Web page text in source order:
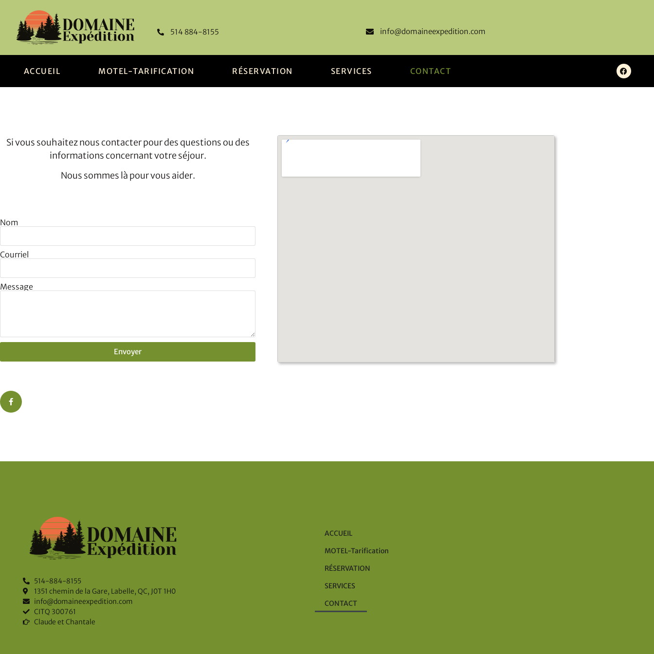
514 884-8155 info@domaineexpedition.com
ACCUEIL MOTEL-TARIFICATION RÉSERVATION SERVICES CONTACT
Si vous souhaitez nous contacter pour des questions ou des
informations concernant votre séjour.
Nous sommes là pour vous aider.
Nom
Courriel
Message
Envoyer
514-884-8155
1351 chemin de la Gare, Labelle, QC, J0T 1H0
info@domaineexpedition.com
CITQ 300761
Claude et Chantale
ACCUEIL
MOTEL-Tarification
RÉSERVATION
SERVICES
CONTACT